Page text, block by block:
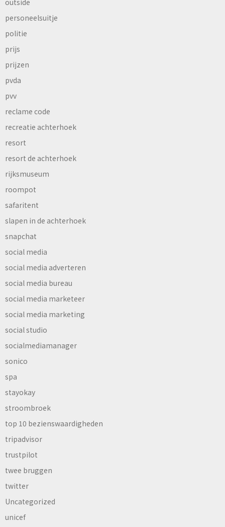
outside
personeelsuitje
politie
prijs
prijzen
pvda
pvv
reclame code
recreatie achterhoek
resort
resort de achterhoek
rijksmuseum
roompot
safaritent
slapen in de achterhoek
snapchat
social media
social media adverteren
social media bureau
social media marketeer
social media marketing
social studio
socialmediamanager
sonico
spa
stayokay
stroombroek
top 10 bezienswaardigheden
tripadvisor
trustpilot
twee bruggen
twitter
Uncategorized
unicef